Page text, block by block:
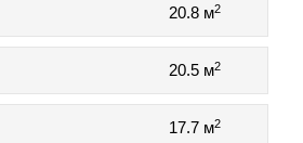
20.8 м2
20.5 м2
17.7 м2